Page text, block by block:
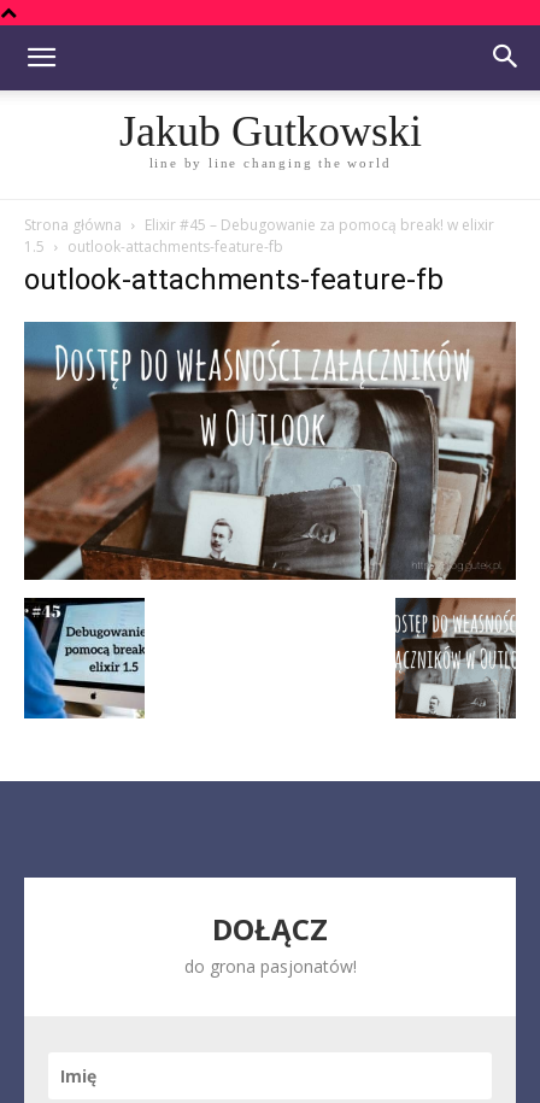
Jakub Gutkowski
line by line changing the world
Strona główna
Elixir #45 – Debugowanie za pomocą break! w elixir
1.5
outlook-attachments-feature-fb
outlook-attachments-feature-fb
DOŁĄCZ
do grona pasjonatów!